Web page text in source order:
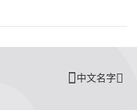
中文名字